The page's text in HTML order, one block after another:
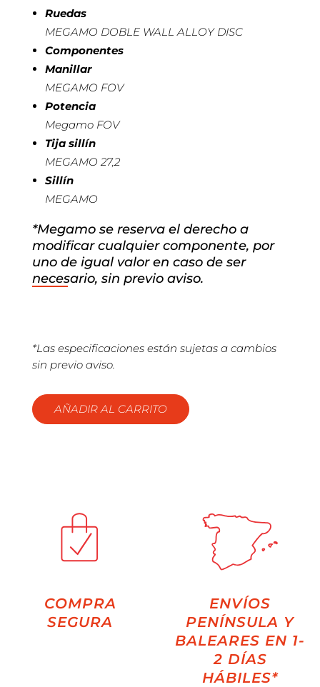
Ruedas
MEGAMO DOBLE WALL ALLOY DISC
Componentes
Manillar
MEGAMO FOV
Potencia
Megamo FOV
Tija sillín
MEGAMO 27,2
Sillín
MEGAMO
*Megamo se reserva el derecho a
modificar cualquier componente, por
uno de igual valor en caso de ser
necesario, sin previo aviso.
*Las especificaciones están sujetas a cambios
sin previo aviso.
AÑADIR AL CARRITO
COMPRA
SEGURA
ENVÍOS
PENÍNSULA Y
BALEARES EN 1-
2 DÍAS
HÁBILES*